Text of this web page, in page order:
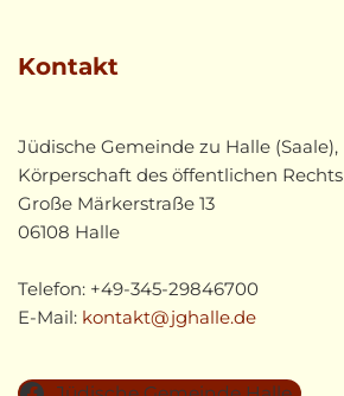
Kontakt
Jüdische Gemeinde zu Halle (Saale),
Körperschaft des öffentlichen Rechts
Große Märkerstraße 13
06108 Halle
Telefon: +49-345-29846700
E-Mail: kontakt@jghalle.de